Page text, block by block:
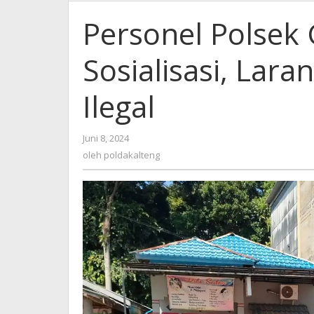
Personel Polsek
Sosialisasi,
Ilegal
Juni 8, 2024
poldakalteng
oleh poldakalteng